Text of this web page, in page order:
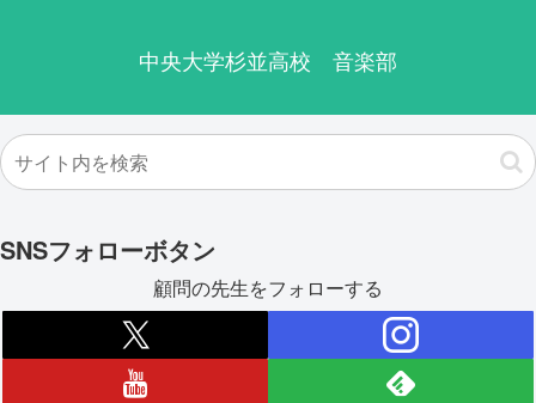
中央大学杉並高校 音楽部
SNSフォローボタン
顧問の先生をフォローする